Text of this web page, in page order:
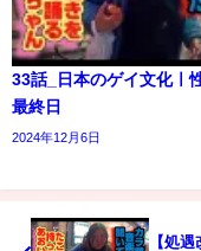
33話_日本のゲイ文化ㅣ
最終日
2024年12月6日
【処